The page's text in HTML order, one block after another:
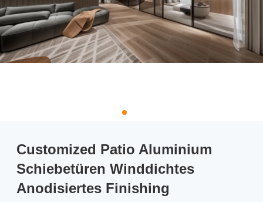
Customized Patio Aluminium
Schiebetüren Winddichtes
Anodisiertes Finishing